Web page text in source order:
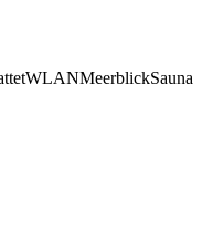
WLANMeerblickSauna